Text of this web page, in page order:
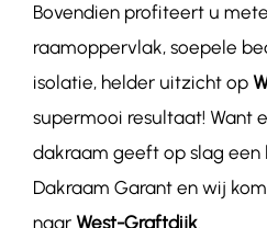
Bovendien profiteert u
raamoppervlak, soepele
isolatie, helder uitzicht op
supermooi resultaat! Want
dakraam geeft op slag een
Dakraam Garant en wij
naar West-Graftdijk.